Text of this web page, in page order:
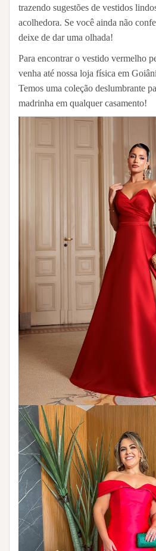
trazendo sugestões de vestidos
acolhedora. Se você ainda não
deixe de dar uma olhada!
Para encontrar o vestido vermelho
venha até nossa loja física em
Temos uma coleção deslumbrante
madrinha em qualquer casamento!